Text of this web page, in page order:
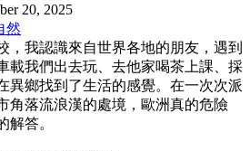
20, 2025
然
，我認識來自世界各地的朋友，遇到
載我們出去玩、去他家喝茶上課、採
異鄉找到了生活的感覺。在一次次派
角落流浪漢的處境，歐洲真的危險
解答。